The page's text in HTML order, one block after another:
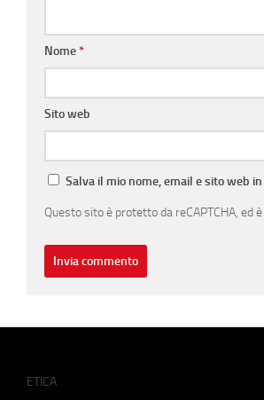
Nome*
Sito web
Salva il mio nome, email e sito web
Questo sito è protetto da reCAPTCHA, ed
ETICA